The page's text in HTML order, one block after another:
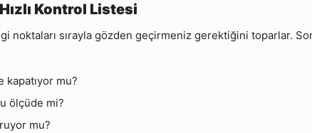
Kontrol Listesi
noktaları sırayla gözden geçirmeniz gerektiğini toparlar.
mu?
ölçüde mi?
mu?